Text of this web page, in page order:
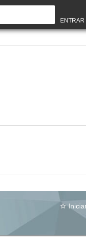
ENTRAR
star_border